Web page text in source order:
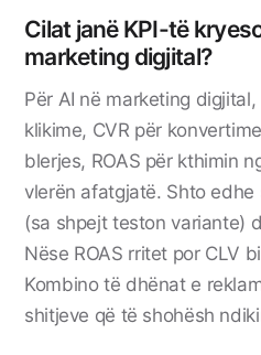
Cilat janë KPI-të
marketing digjital?
Për AI në marketing
klikime, CVR për
blerjes, ROAS për kthimin
vlerën afatgjatë. Shto
(sa shpejt teston variante)
Nëse ROAS rritet por CLV
Kombino të dhënat e
shitjeve që të shohësh